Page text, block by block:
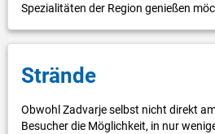
Spezialitäten der Region genießen
Strände
Obwohl Zadvarje selbst nicht direkt
Besucher die Möglichkeit, in nur